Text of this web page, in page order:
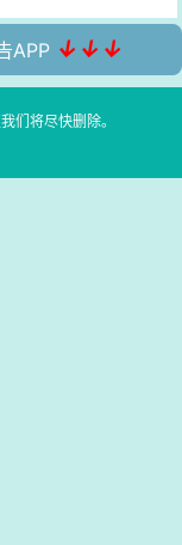
APP ↓↓↓
们将尽快删除。